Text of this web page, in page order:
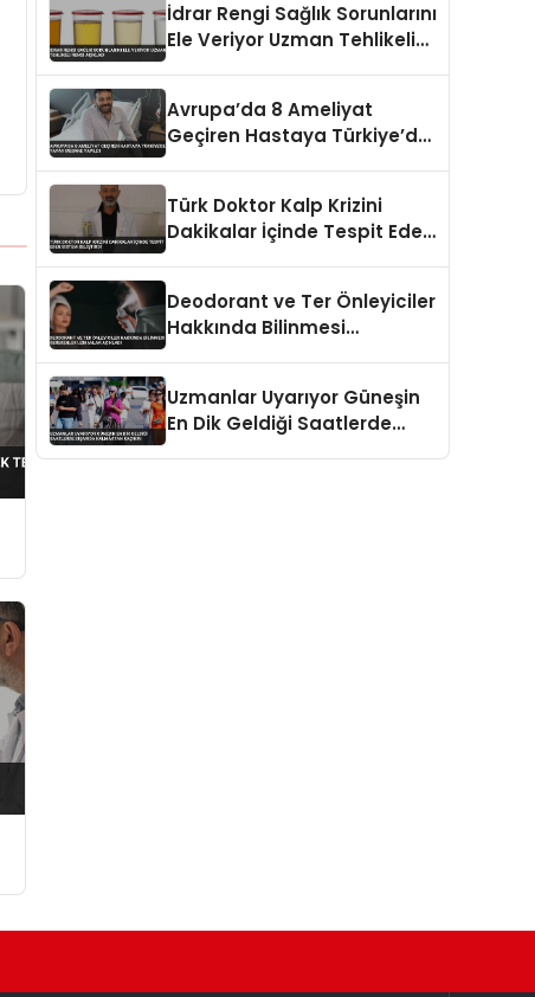
İdrar Rengi Sağlık Sorunlarını
Ele Veriyor Uzman Tehlikeli
Avrupa’da 8 Ameliyat
Geçiren Hastaya Türkiye’de
Türk Doktor Kalp Krizini
Dakikalar İçinde Tespit Eden
Deodorant ve Ter Önleyiciler
Hakkında Bilinmesi
Uzmanlar Uyarıyor Güneşin
En Dik Geldiği Saatlerde